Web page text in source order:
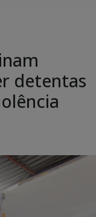
detentas